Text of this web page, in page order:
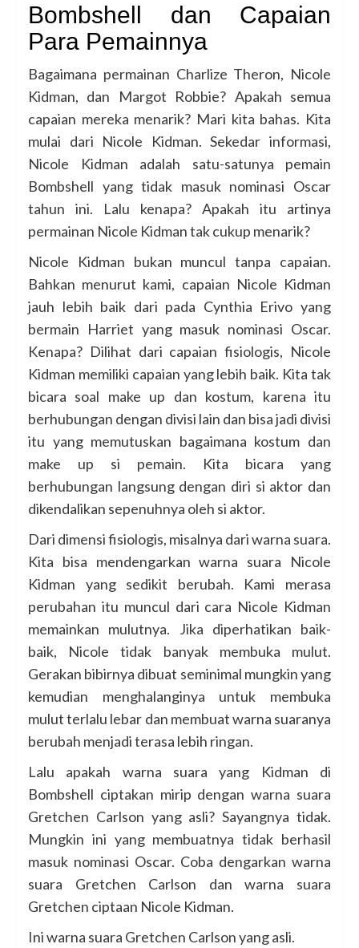
Bombshell dan Capaian
Para Pemainnya
Bagaimana permainan Charlize Theron, Nicole
Kidman, dan Margot Robbie? Apakah semua
capaian mereka menarik? Mari kita bahas. Kita
mulai dari Nicole Kidman. Sekedar informasi,
Nicole Kidman adalah satu-satunya pemain
Bombshell yang tidak masuk nominasi Oscar
tahun ini. Lalu kenapa? Apakah itu artinya
permainan Nicole Kidman tak cukup menarik?
Nicole Kidman bukan muncul tanpa capaian.
Bahkan menurut kami, capaian Nicole Kidman
jauh lebih baik dari pada Cynthia Erivo yang
bermain Harriet yang masuk nominasi Oscar.
Kenapa? Dilihat dari capaian fisiologis, Nicole
Kidman memiliki capaian yang lebih baik. Kita tak
bicara soal make up dan kostum, karena itu
berhubungan dengan divisi lain dan bisa jadi divisi
itu yang memutuskan bagaimana kostum dan
make up si pemain. Kita bicara yang
berhubungan langsung dengan diri si aktor dan
dikendalikan sepenuhnya oleh si aktor.
Dari dimensi fisiologis, misalnya dari warna suara.
Kita bisa mendengarkan warna suara Nicole
Kidman yang sedikit berubah. Kami merasa
perubahan itu muncul dari cara Nicole Kidman
memainkan mulutnya. Jika diperhatikan baik-
baik, Nicole tidak banyak membuka mulut.
Gerakan bibirnya dibuat seminimal mungkin yang
kemudian menghalanginya untuk membuka
mulut terlalu lebar dan membuat warna suaranya
berubah menjadi terasa lebih ringan.
Lalu apakah warna suara yang Kidman di
Bombshell ciptakan mirip dengan warna suara
Gretchen Carlson yang asli? Sayangnya tidak.
Mungkin ini yang membuatnya tidak berhasil
masuk nominasi Oscar. Coba dengarkan warna
suara Gretchen Carlson dan warna suara
Gretchen ciptaan Nicole Kidman.
Ini warna suara Gretchen Carlson yang asli.